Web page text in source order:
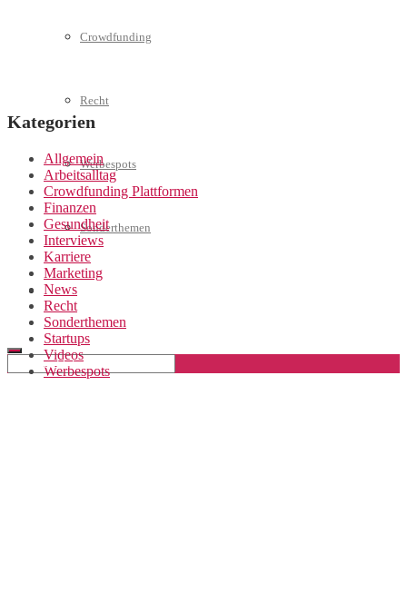
Crowdfunding
Recht
Werbespots
Sonderthemen
Geschäftskonto eröffnen
Kategorien
Allgemein
Arbeitsalltag
Crowdfunding Plattformen
Finanzen
Gesundheit
Interviews
Karriere
Marketing
News
Recht
Sonderthemen
Startups
Videos
Werbespots